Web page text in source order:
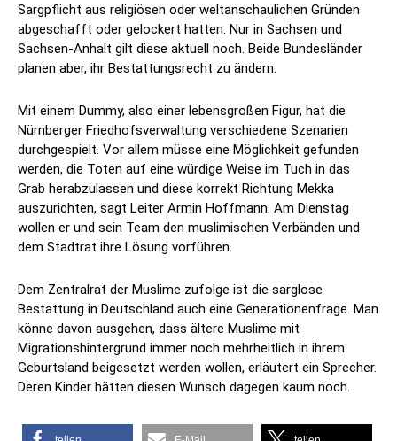
Sargpflicht aus religiösen oder weltanschaulichen Gründen
abgeschafft oder gelockert hatten. Nur in Sachsen und
Sachsen-Anhalt gilt diese aktuell noch. Beide Bundesländer
planen aber, ihr Bestattungsrecht zu ändern.
Mit einem Dummy, also einer lebensgroßen Figur, hat die
Nürnberger Friedhofsverwaltung verschiedene Szenarien
durchgespielt. Vor allem müsse eine Möglichkeit gefunden
werden, die Toten auf eine würdige Weise im Tuch in das
Grab herabzulassen und diese korrekt Richtung Mekka
auszurichten, sagt Leiter Armin Hoffmann. Am Dienstag
wollen er und sein Team den muslimischen Verbänden und
dem Stadtrat ihre Lösung vorführen.
Dem Zentralrat der Muslime zufolge ist die sarglose
Bestattung in Deutschland auch eine Generationenfrage. Man
könne davon ausgehen, dass ältere Muslime mit
Migrationshintergrund immer noch mehrheitlich in ihrem
Geburtsland beigesetzt werden wollen, erläutert ein Sprecher.
Deren Kinder hätten diesen Wunsch dagegen kaum noch.